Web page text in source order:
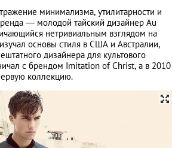
минимализма, утилитарности и
— молодой тайский дизайнер Au
нетривиальным взглядом на
основы стиля в США и Австралии,
дизайнера для культового
с брендом Imitation of Christ, а в 2010
коллекцию.